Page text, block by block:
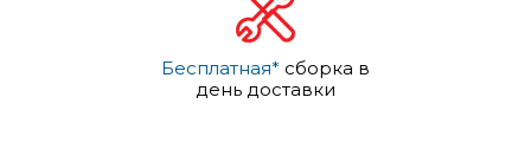
Бесплатная* сборка в
день доставки